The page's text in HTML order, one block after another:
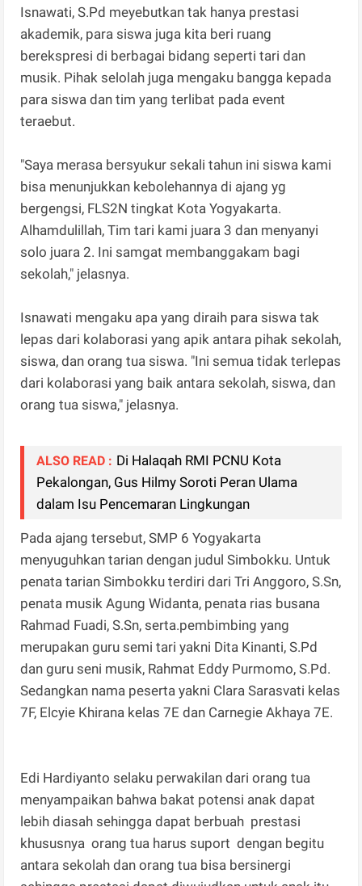
Isnawati, S.Pd meyebutkan tak hanya prestasi
akademik, para siswa juga kita beri ruang
berekspresi di berbagai bidang seperti tari dan
musik. Pihak selolah juga mengaku bangga kepada
para siswa dan tim yang terlibat pada event
teraebut.
"Saya merasa bersyukur sekali tahun ini siswa kami
bisa menunjukkan kebolehannya di ajang yg
bergengsi, FLS2N tingkat Kota Yogyakarta.
Alhamdulillah, Tim tari kami juara 3 dan menyanyi
solo juara 2. Ini samgat membanggakam bagi
sekolah," jelasnya.
Isnawati mengaku apa yang diraih para siswa tak
lepas dari kolaborasi yang apik antara pihak sekolah,
siswa, dan orang tua siswa. "Ini semua tidak terlepas
dari kolaborasi yang baik antara sekolah, siswa, dan
orang tua siswa," jelasnya.
ALSO READ : Di Halaqah RMI PCNU Kota
Pekalongan, Gus Hilmy Soroti Peran Ulama
dalam Isu Pencemaran Lingkungan
Pada ajang tersebut, SMP 6 Yogyakarta
menyuguhkan tarian dengan judul Simbokku. Untuk
penata tarian Simbokku terdiri dari Tri Anggoro, S.Sn,
penata musik Agung Widanta, penata rias busana
Rahmad Fuadi, S.Sn, serta.pembimbing yang
merupakan guru semi tari yakni Dita Kinanti, S.Pd
dan guru seni musik, Rahmat Eddy Purmomo, S.Pd.
Sedangkan nama peserta yakni Clara Sarasvati kelas
7F, Elcyie Khirana kelas 7E dan Carnegie Akhaya 7E.
Edi Hardiyanto selaku perwakilan dari orang tua
menyampaikan bahwa bakat potensi anak dapat
lebih diasah sehingga dapat berbuah prestasi
khususnya orang tua harus suport dengan begitu
antara sekolah dan orang tua bisa bersinergi